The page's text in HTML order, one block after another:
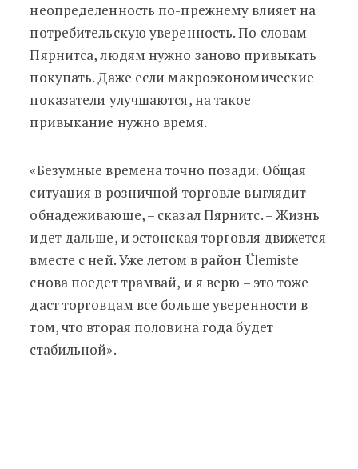
неопределенность по-прежнему влияет на
потребительскую уверенность. По словам
Пярнитса, людям нужно заново привыкать
покупать. Даже если макроэкономические
показатели улучшаются, на такое
привыкание нужно время.
«Безумные времена точно позади. Общая
ситуация в розничной торговле выглядит
обнадеживающе, – сказал Пярнитс. – Жизнь
идет дальше, и эстонская торговля движется
вместе с ней. Уже летом в район Ülemiste
снова поедет трамвай, и я верю – это тоже
даст торговцам все больше уверенности в
том, что вторая половина года будет
стабильной».